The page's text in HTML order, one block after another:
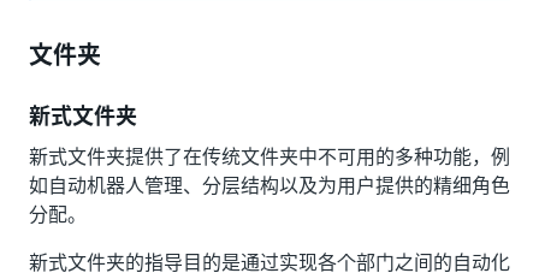
文件夹
新式文件夹
新式文件夹提供了在传统文件夹中不可用的多种功能，例
如自动机器人管理、分层结构以及为用户提供的精细角色
分配。
新式文件夹的指导目的是通过实现各个部门之间的自动化